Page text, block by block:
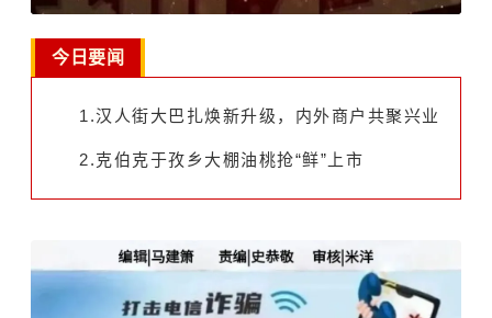
今日要闻
1.汉人街大巴扎焕新升级，内外商户共聚兴业
2.克伯克于孜乡大棚油桃抢“鲜”上市